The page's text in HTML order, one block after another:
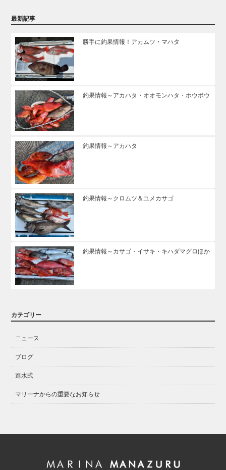
最新記事
勝手に釣果情報！アカムツ・マハタ
釣果情報～アカハタ・オオモンハタ・ホウボウ
釣果情報～アカハタ
釣果情報～クロムツ＆ユメカサゴ
釣果情報～カサゴ・イサキ・キハダマグロほか
カテゴリー
ニュース
ブログ
進水式
マリーナからの重要なお知らせ